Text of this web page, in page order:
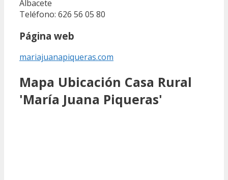
Albacete
Teléfono: 626 56 05 80
Página web
mariajuanapiqueras.com
Mapa Ubicación Casa Rural
'María Juana Piqueras'